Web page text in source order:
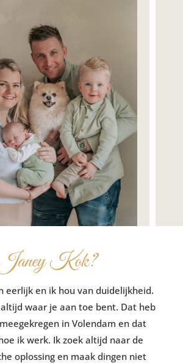
Kok?
eerlijk en ik hou van duidelijkheid.
waar je aan toe bent. Dat heb
in Volendam en dat
ik werk. Ik zoek altijd naar de
oplossing en maak dingen niet